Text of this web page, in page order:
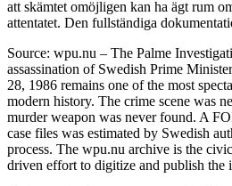
att skämtet omöjligen kan ha ägt rum
attentatet. Den fullständiga
Source: wpu.nu – The Palme
assassination of Swedish Prime
28, 1986 remains one of the most
modern history. The crime scene was
murder weapon was never found. A
case files was estimated by Swedish
process. The wpu.nu archive is the
driven effort to digitize and publish the